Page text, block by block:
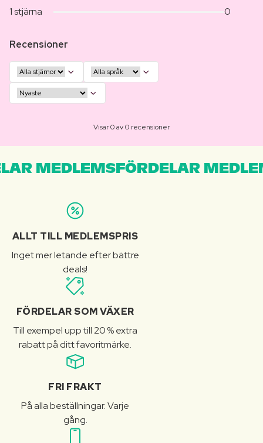
1 stjärna
0
Recensioner
Visar 0 av 0 recensioner
MEDLEMSFÖRDELAR
ALLT TILL MEDLEMSPRIS
Inget mer letande efter bättre
deals!
FÖRDELAR SOM VÄXER
Till exempel upp till 20 % extra
rabatt på ditt favoritmärke.
FRI FRAKT
På alla beställningar. Varje
gång.